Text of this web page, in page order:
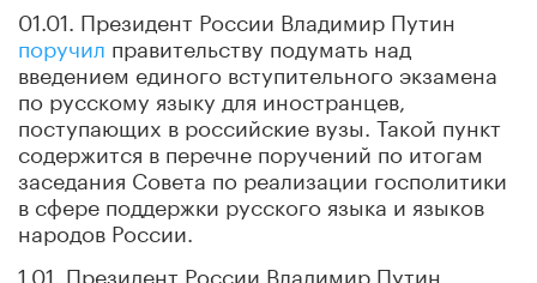
01.01. Президент России Владимир Путин
поручил правительству подумать над
введением единого вступительного экзамена
по русскому языку для иностранцев,
поступающих в российские вузы. Такой пункт
содержится в перечне поручений по итогам
заседания Совета по реализации госполитики
в сфере поддержки русского языка и языков
народов России.
1.01. Президент России Владимир Путин